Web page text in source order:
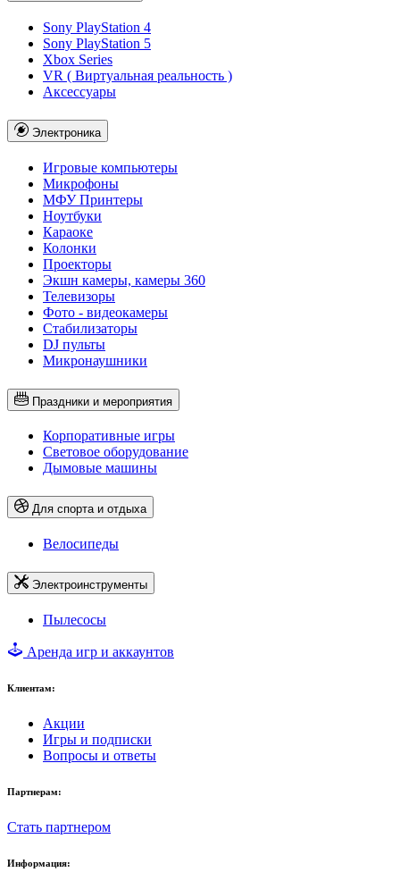
Sony PlayStation 4
Sony PlayStation 5
Xbox Series
VR ( Виртуальная реальность )
Аксессуары
Электроника
Игровые компьютеры
Микрофоны
МФУ Принтеры
Ноутбуки
Караоке
Колонки
Проекторы
Экшн камеры, камеры 360
Телевизоры
Фото - видеокамеры
Стабилизаторы
DJ пульты
Микронаушники
Праздники и мероприятия
Корпоративные игры
Световое оборудование
Дымовые машины
Для спорта и отдыха
Велосипеды
Электроинструменты
Пылесосы
Аренда игр и аккаунтов
Клиентам:
Акции
Игры и подписки
Вопросы и ответы
Партнерам:
Стать партнером
Информация: